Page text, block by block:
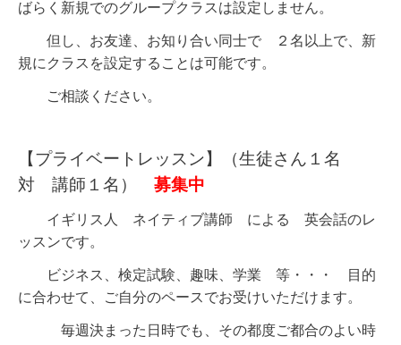
ばらく新規でのグループクラスは設定しません。
但し、お友達、お知り合い同士で ２名以上で、新
規にクラスを設定することは可能です。
ご相談ください。
【プライベートレッスン】（生徒さん１名
対 講師１名） 募集中
イギリス人 ネイティブ講師 による 英会話のレ
ッスンです。
ビジネス、検定試験、趣味、学業 等・・・ 目的
に合わせて、ご自分のペースでお受けいただけます。
毎週決まった日時でも、その都度ご都合のよい時